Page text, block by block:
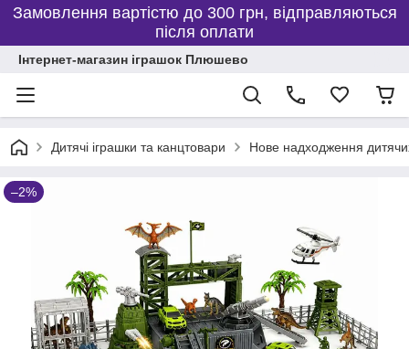
Замовлення вартістю до 300 грн, відправляються
після оплати
Інтернет-магазин іграшок Плюшево
Дитячі іграшки та канцтовари Нове надходження
–2%